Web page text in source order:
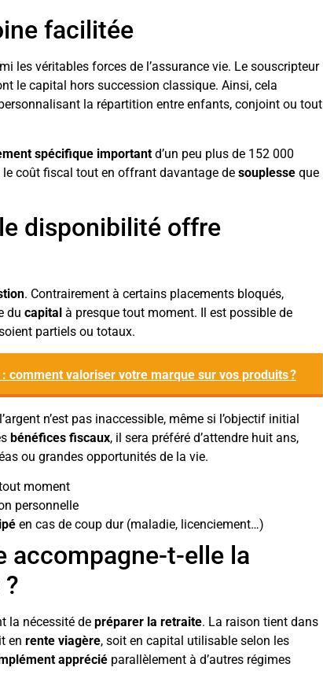
facilitée
les véritables forces de l’assurance vie. Le souscripteur
le capital hors succession classique. Ainsi, cela
la répartition entre enfants, conjoint ou tout
spécifique important d’un peu plus de 152 000
coût fiscal tout en offrant davantage de souplesse que
disponibilité offre
. Contrairement à certains placements bloqués,
du capital à presque tout moment. Il est possible de
partiels ou totaux.
comment valoriser votre marque sur vos produits ?
n’est pas inaccessible, même si l’objectif initial
bénéfices fiscaux, il sera préféré d’attendre huit ans,
ou grandes opportunités de la vie.
moment
personnelle
en cas de coup dur (maladie, licenciement…)
accompagne-t-elle la
la nécessité de préparer la retraite. La raison tient dans
en rente viagère, soit en capital utilisable selon les
apprécié parallèlement à d’autres régimes